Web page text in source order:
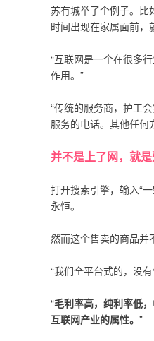
苏有城举了个例子。比
时间出现在家属面前，
“互联网是一个在很多
作用。”
“传统的服务商，护工
服务的电话。其他任何
并不是上了网，就
打开搜索引擎，输入“
永恒。
然而这个售卖的商品并
“我们全平台式的，没
“毛利率高，纯利率低
互联网产业的属性。 ”